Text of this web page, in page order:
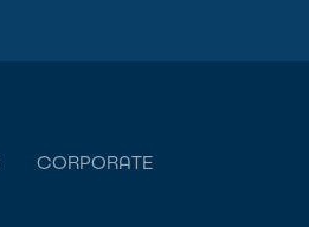
CORPORATE